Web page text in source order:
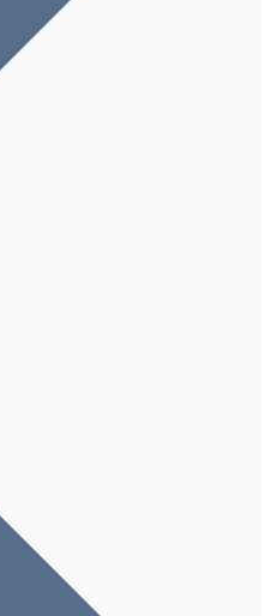
聘信息 (JobPosting) 结构化数据
、VideoObject、
结构化数据
、Review、Offer）结构化
化数据（ProductGroup、
（商品款式/规格）
(ProfilePage) 结构化数据
结构化数据
、HowTo、ItemList）结构化数